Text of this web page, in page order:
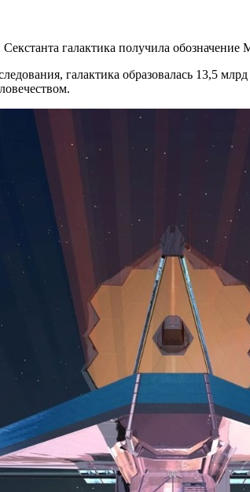
галактика получила
галактика образовалась 13,5